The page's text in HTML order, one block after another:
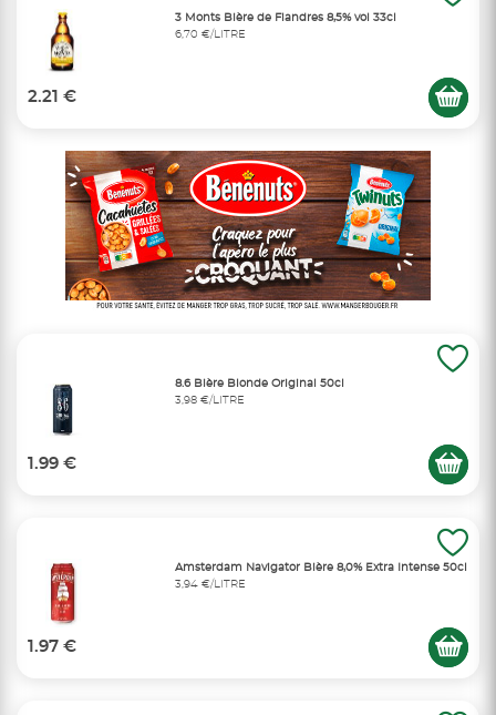
3 Monts Bière de Flandres 8,5% vol 33cl
6,70 €/LITRE
2.21 €
8.6 Bière Blonde Original 50cl
3,98 €/LITRE
1.99 €
Amsterdam Navigator Bière 8,0% Extra Intense 50cl
3,94 €/LITRE
1.97 €